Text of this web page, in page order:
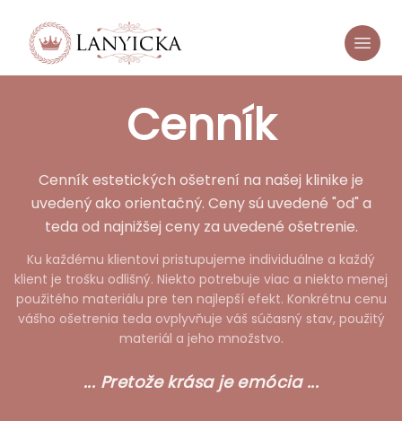
Cenník
Cenník estetických ošetrení na našej klinike je
uvedený ako orientačný. Ceny sú uvedené "od" a
teda od najnižšej ceny za uvedené ošetrenie.
Ku každému klientovi pristupujeme individuálne a každý
klient je trošku odlišný. Niekto potrebuje viac a niekto menej
použitého materiálu pre ten najlepší efekt. Konkrétnu cenu
vášho ošetrenia teda ovplyvňuje váš súčasný stav, použitý
materiál a jeho množstvo.
... Pretože krása je emócia ...